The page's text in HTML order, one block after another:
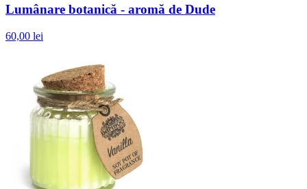
Lumânare botanică - aromă de Dude
60,00 lei